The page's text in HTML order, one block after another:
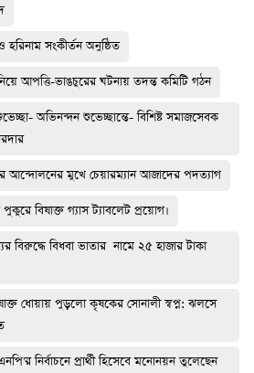
সংকীর্তন অনুষ্ঠিত
আপত্তি-ভাঙচুরের ঘটনায় তদন্ত কমিটি গঠন
অভিনন্দন শুভেচ্ছান্তে- বিশিষ্ট সমাজসেবক
আন্দোলনের মুখে চেয়ারম্যান আজাদের পদত্যাগ
বিষাক্ত গ্যাস ট্যাবলেট প্রয়োগ।
বিরুদ্ধে বিধবা ভাতার নামে ২৫ হাজার টাকা
ধোয়ায় পুড়লো কৃষকের সোনালী স্বপ্ন: ঝলসে
নির্বাচনে প্রার্থী হিসেবে মনোনয়ন তুলেছেন